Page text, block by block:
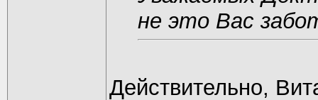
не это Вас
Действительно,